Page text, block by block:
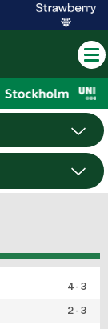
4 - 3
2 - 3